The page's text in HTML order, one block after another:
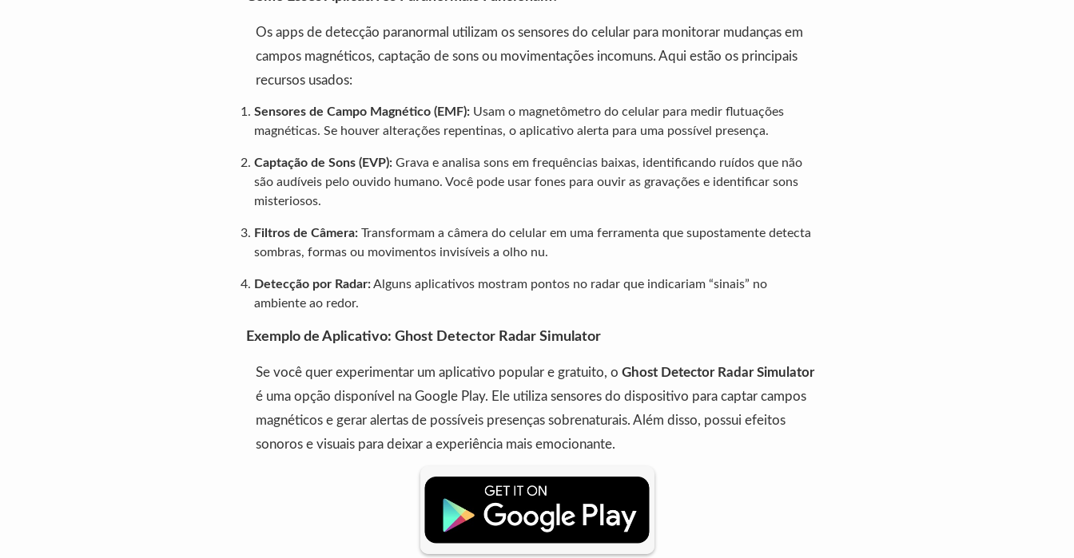
Os apps de detecção paranormal utilizam os sensores do celular para monitorar mudanças em
campos magnéticos, captação de sons ou movimentações incomuns. Aqui estão os principais
recursos usados:
Sensores de Campo Magnético (EMF): Usam o magnetômetro do celular para medir flutuações
magnéticas. Se houver alterações repentinas, o aplicativo alerta para uma possível presença.
Captação de Sons (EVP): Grava e analisa sons em frequências baixas, identificando ruídos que não
são audíveis pelo ouvido humano. Você pode usar fones para ouvir as gravações e identificar sons
misteriosos.
Filtros de Câmera: Transformam a câmera do celular em uma ferramenta que supostamente detecta
sombras, formas ou movimentos invisíveis a olho nu.
Detecção por Radar:Alguns aplicativos mostram pontos no radar que indicariam “sinais” no
ambiente ao redor.
Exemplo de Aplicativo: Ghost Detector Radar Simulator
Se você quer experimentar um aplicativo popular e gratuito, o Ghost Detector Radar Simulator
é uma opção disponível na Google Play. Ele utiliza sensores do dispositivo para captar campos
magnéticos e gerar alertas de possíveis presenças sobrenaturais. Além disso, possui efeitos
sonoros e visuais para deixar a experiência mais emocionante.